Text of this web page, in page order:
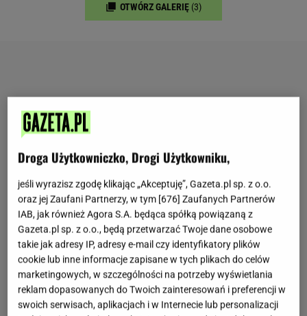
OTWÓRZ GALERIĘ (3)
Droga Użytkowniczko, Drogi Użytkowniku,
jeśli wyrazisz zgodę klikając „Akceptuję”, Gazeta.pl sp. z o.o.
oraz jej Zaufani Partnerzy, w tym [676] Zaufanych Partnerów
IAB, jak również Agora S.A. będąca spółką powiązaną z
Gazeta.pl sp. z o.o., będą przetwarzać Twoje dane osobowe
takie jak adresy IP, adresy e-mail czy identyfikatory plików
cookie lub inne informacje zapisane w tych plikach do celów
marketingowych, w szczególności na potrzeby wyświetlania
reklam dopasowanych do Twoich zainteresowań i preferencji w
swoich serwisach, aplikacjach i w Internecie lub personalizacji